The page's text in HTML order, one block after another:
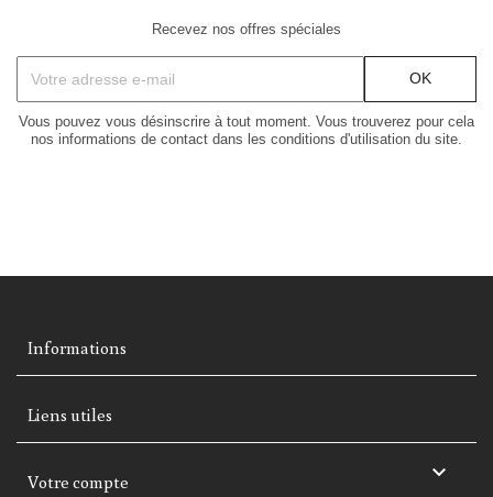
Recevez nos offres spéciales
Vous pouvez vous désinscrire à tout moment. Vous trouverez pour cela
nos informations de contact dans les conditions d'utilisation du site.
Informations
Liens utiles
Votre compte 